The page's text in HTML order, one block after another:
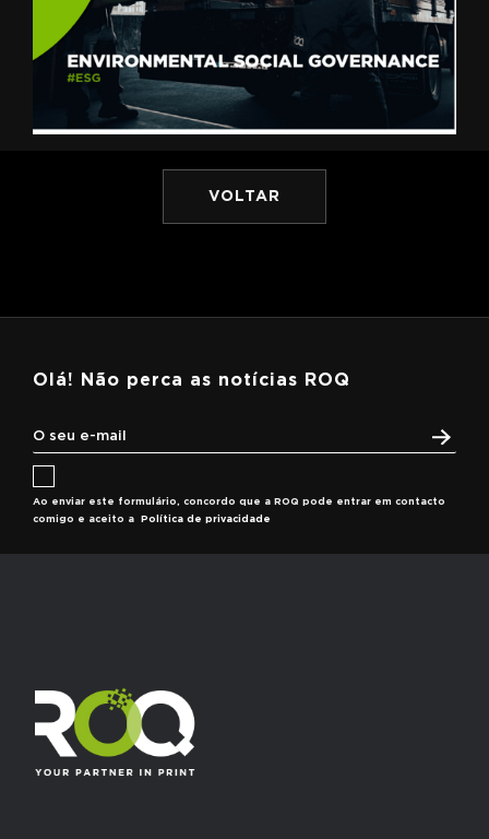
VOLTAR
Olá! Não perca as notícias ROQ
Ao enviar este formulário, concordo que a ROQ pode entrar em contacto
comigo e aceito a
Política de privacidade